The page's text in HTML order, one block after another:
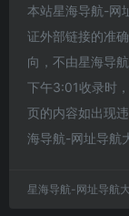
本站星海导航-网
证外部链接的准
向，不由星海导
下午3:01收录时
页的内容如出现
海导航-网址导航
星海导航-网址导航